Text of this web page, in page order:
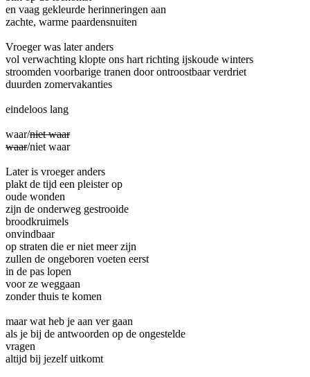
en vaag gekleurde herinneringen aan
zachte, warme paardensnuiten
Vroeger was later anders
vol verwachting klopte ons hart richting ijskoude winters
stroomden voorbarige tranen door ontroostbaar verdriet
duurden zomervakanties
eindeloos lang
waar/niet waar
waar/niet waar
Later is vroeger anders
plakt de tijd een pleister op
oude wonden
zijn de onderweg gestrooide
broodkruimels
onvindbaar
op straten die er niet meer zijn
zullen de ongeboren voeten eerst
in de pas lopen
voor ze weggaan
zonder thuis te komen
maar wat heb je aan ver gaan
als je bij de antwoorden op de ongestelde
vragen
altijd bij jezelf uitkomt